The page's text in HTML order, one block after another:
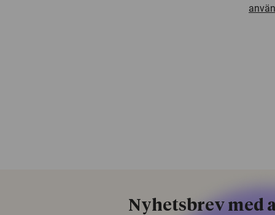
Nyhetsbrev med